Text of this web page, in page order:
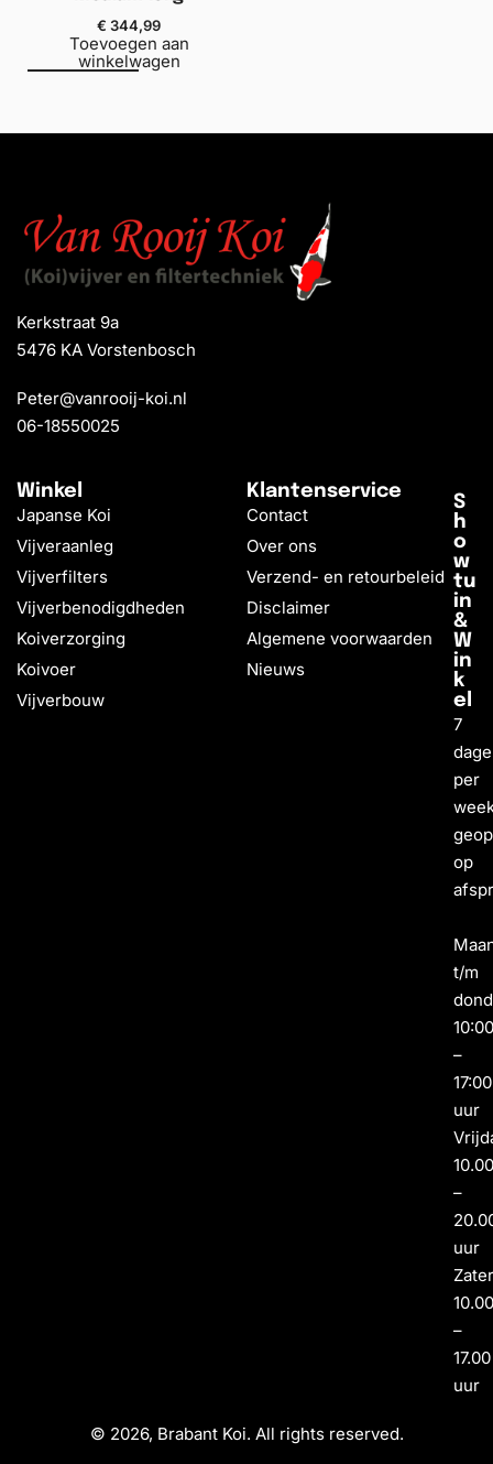
€ 344,99
Toevoegen aan
winkelwagen
Kerkstraat 9a
5476 KA Vorstenbosch
Peter@vanrooij-koi.nl
06-18550025
Winkel
Japanse Koi
Vijveraanleg
Vijverfilters
Vijverbenodigdheden
Koiverzorging
Koivoer
Vijverbouw
Klantenservice
Contact
Over ons
Verzend- en retourbeleid
Disclaimer
Algemene voorwaarden
Nieuws
S
h
o
w
tu
in
&
W
in
k
el
7
per
op
t/m
–
17:00
uur
–
uur
–
17.00
uur
© 2026, Brabant Koi. All rights reserved.